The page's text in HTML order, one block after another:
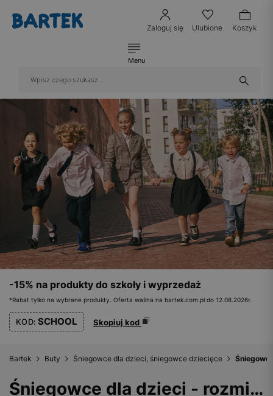
Zaloguj się Ulubione Koszyk
Menu
-15% na produkty do szkoły i wyprzedaż
*Rabat tylko na wybrane produkty. Oferta ważna na bartek.com.pl do 12.08.2026r.
KOD: SCHOOL Skopiuj kod
Bartek Buty Śniegowce dla dzieci, śniegowce dziecięce
Śniegowce dla dzieci - rozmiar 30